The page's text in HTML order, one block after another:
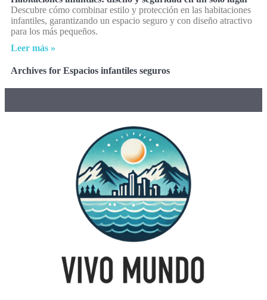
Descubre cómo combinar estilo y protección en las habitaciones
infantiles, garantizando un espacio seguro y con diseño atractivo
para los más pequeños.
Leer más »
Archives for Espacios infantiles seguros